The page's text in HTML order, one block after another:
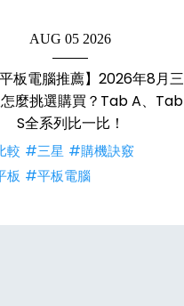
AUG 05 2026
平板電腦推薦】2026年8月三
麼挑選購買？Tab A、Tab
S全系列比一比！
較 #三星 #購機訣竅
板 #平板電腦